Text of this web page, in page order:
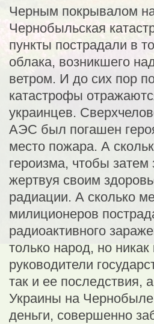
Черным покрывалом
Чернобыльская
пункты пострадали в
облака, возникшего
ветром. И до сих пор
катастрофы
украинцев.
АЭС был погашен
место пожара. А
героизма, чтобы затем
жертвуя своим
радиации. А сколько
милиционеров
радиоактивного
только народ, но
руководители
так и ее последствия,
Украины на
деньги, совершенно